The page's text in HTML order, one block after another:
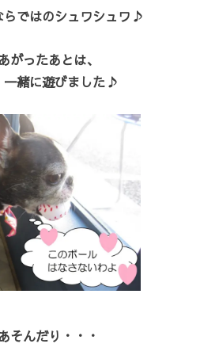
らではのシュワシュワ♪
がったあとは、
一緒に遊びました♪
そんだり・・・